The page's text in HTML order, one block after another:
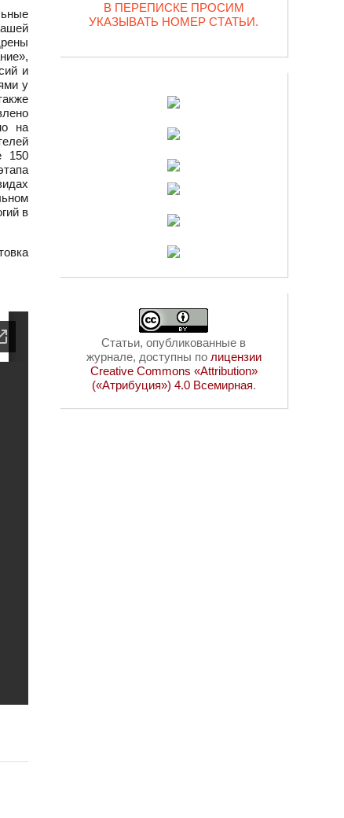
и
у
на
150
в
В ПЕРЕПИСКЕ ПРОСИМ
УКАЗЫВАТЬ НОМЕР СТАТЬИ.
Статьи, опубликованные в
журнале, доступны по лицензии
Creative Commons «Attribution»
(«Атрибуция») 4.0 Всемирная.